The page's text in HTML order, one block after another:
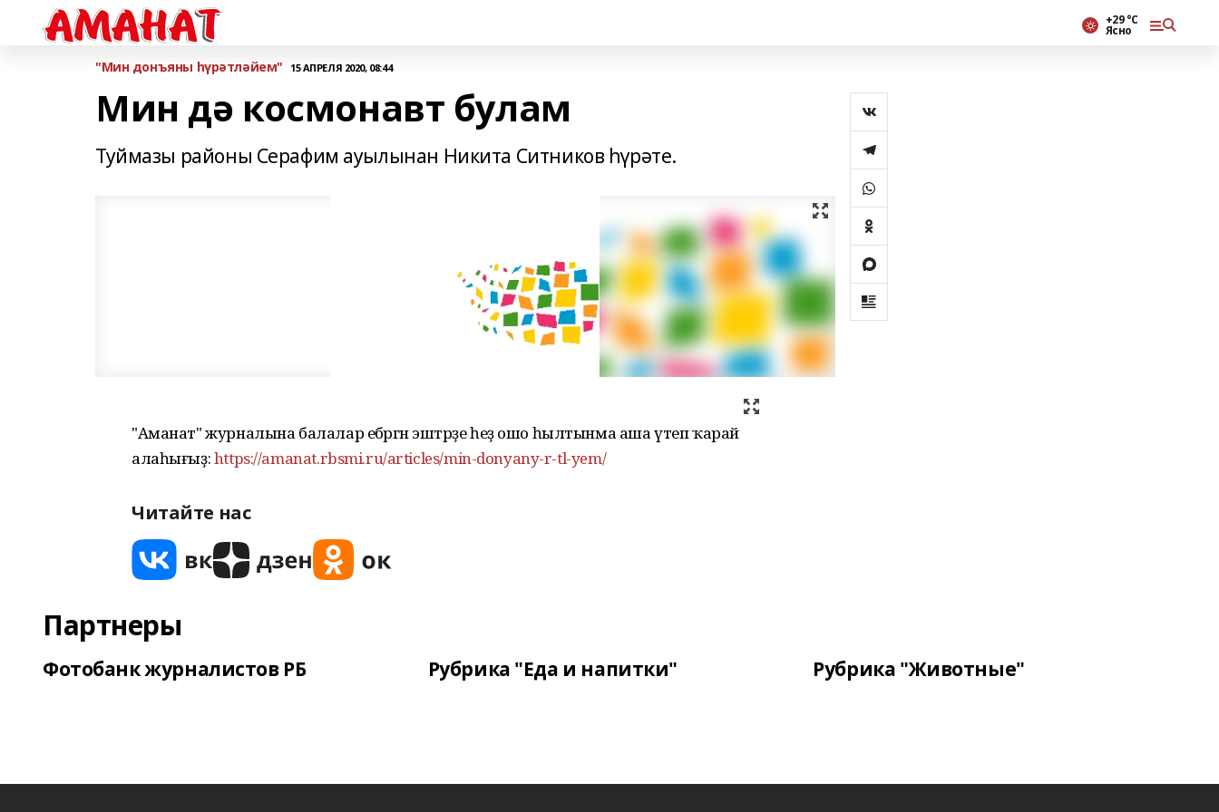
+29 °С
Ясно
"Мин донъяны һүрәтләйем" 15 АПРЕЛЯ 2020, 08:44
Мин дә космонавт булам
Туймазы районы Серафим ауылынан Никита Ситников һүрәте.
"Аманат" журналына балалар ебәргән эштәрҙе һеҙ ошо һылтынма аша үтеп ҡарай
алаһығыҙ:https://amanat.rbsmi.ru/articles/min-donyany-r-tl-yem/
Читайте нас
Партнеры
Фотобанк журналистов РБ Рубрика "Еда и напитки" Рубрика "Животные"